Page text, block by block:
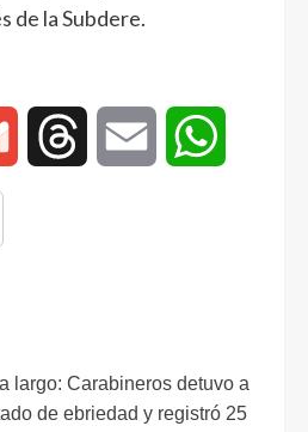
de la Subdere.
Gmail Threads Email
largo: Carabineros detuvo a
de ebriedad y registró 25